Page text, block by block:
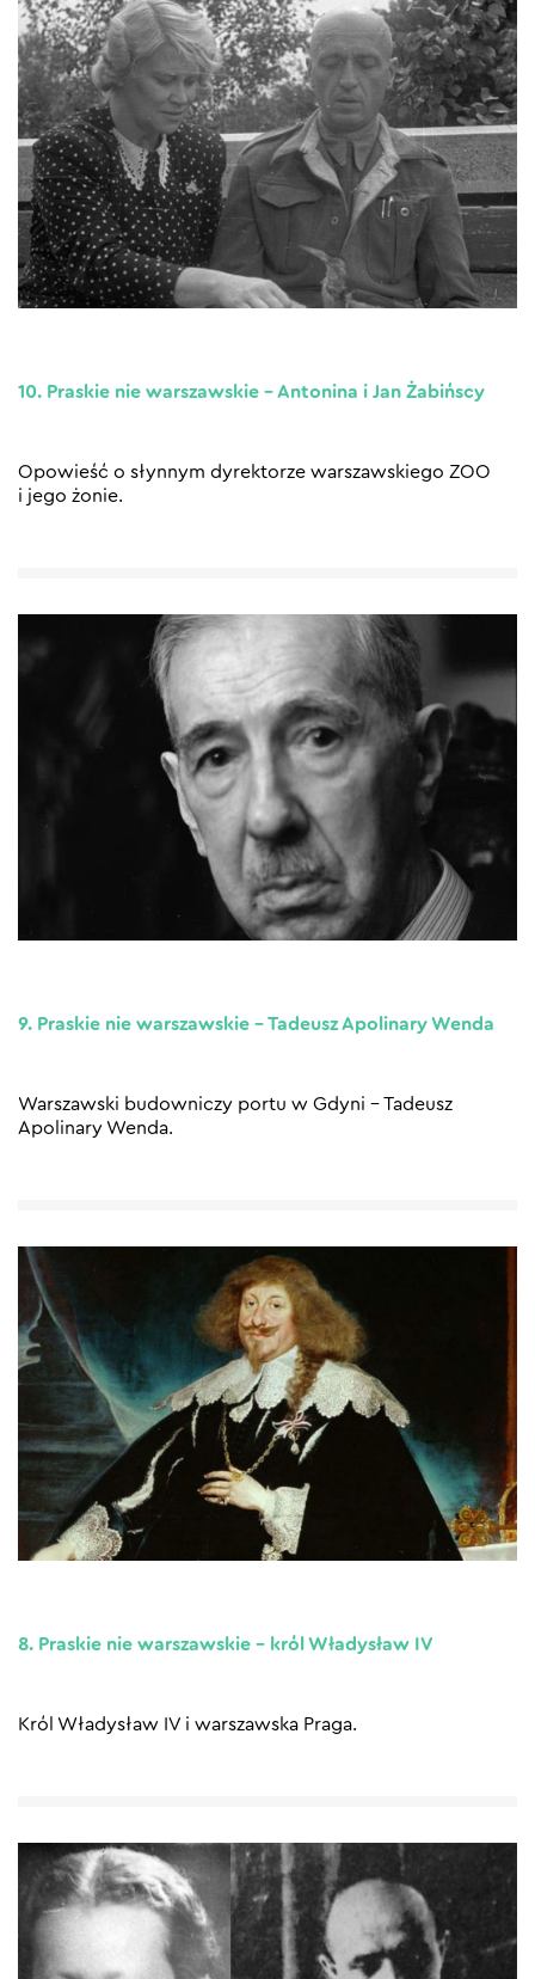
10. Praskie nie warszawskie – Antonina i Jan Żabińscy
Opowieść o słynnym dyrektorze warszawskiego ZOO
i jego żonie.
9. Praskie nie warszawskie – Tadeusz Apolinary Wenda
Warszawski budowniczy portu w Gdyni – Tadeusz
Apolinary Wenda.
8. Praskie nie warszawskie – król Władysław IV
Król Władysław IV i warszawska Praga.